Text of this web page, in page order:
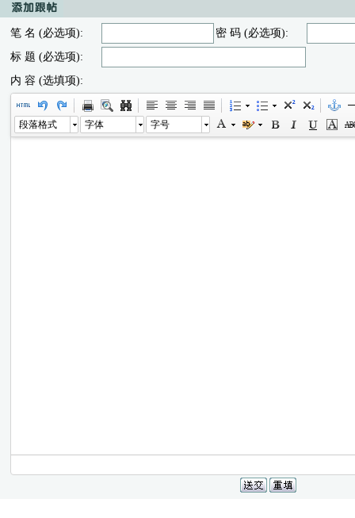
笔 名 (必选项):
密 码 (必选项):
标 题 (必选项):
内 容 (选填项):
段落格式 字体 字号